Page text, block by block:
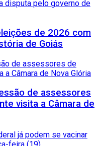
de 2026 com
de Goiás
de assessores
visita a Câmara de